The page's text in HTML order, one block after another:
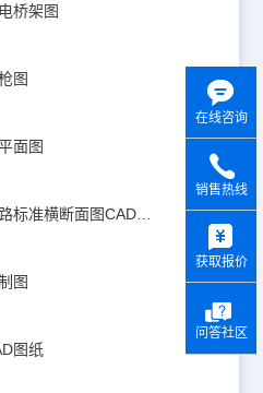
桥架图
图
面图
道路设计CAD图纸之道路标准横断面图CAD图纸
图
图纸
在线咨询
销售热线
获取报价
问答社区